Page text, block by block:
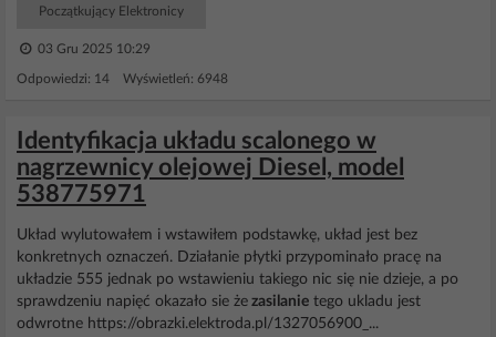
Początkujący Elektronicy
03 Gru 2025 10:29
Odpowiedzi: 14 Wyświetleń: 6948
Identyfikacja układu scalonego w
nagrzewnicy olejowej Diesel, model
538775971
Układ wylutowałem i wstawiłem podstawkę, układ jest bez
konkretnych oznaczeń. Działanie płytki przypominało pracę na
układzie 555 jednak po wstawieniu takiego nic się nie dzieje, a po
sprawdzeniu napięć okazało sie że zasilanie tego ukladu jest
odwrotne https://obrazki.elektroda.pl/1327056900_...